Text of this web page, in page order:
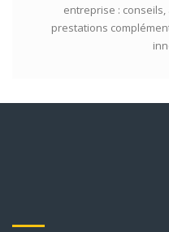
entreprise :
prestations